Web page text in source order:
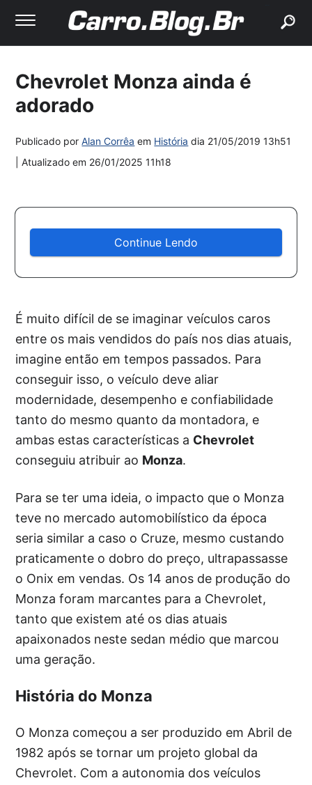
Chevrolet Monza ainda é
adorado
Publicado porAlan Corrêa em História dia 21/05/2019 13h51
| Atualizado em 26/01/2025 11h18
Continue Lendo
É muito difícil de se imaginar veículos caros
entre os mais vendidos do país nos dias atuais,
imagine então em tempos passados. Para
conseguir isso, o veículo deve aliar
modernidade, desempenho e confiabilidade
tanto do mesmo quanto da montadora, e
ambas estas características a Chevrolet
conseguiu atribuir ao Monza.
Para se ter uma ideia, o impacto que o Monza
teve no mercado automobilístico da época
seria similar a caso o Cruze, mesmo custando
praticamente o dobro do preço, ultrapassasse
o Onix em vendas. Os 14 anos de produção do
Monza foram marcantes para a Chevrolet,
tanto que existem até os dias atuais
apaixonados neste sedan médio que marcou
uma geração.
História do Monza
O Monza começou a ser produzido em Abril de
1982 após se tornar um projeto global da
Chevrolet. Com a autonomia dos veículos